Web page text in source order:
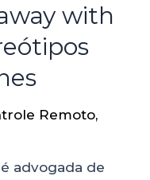
with
Remoto,
advogada de